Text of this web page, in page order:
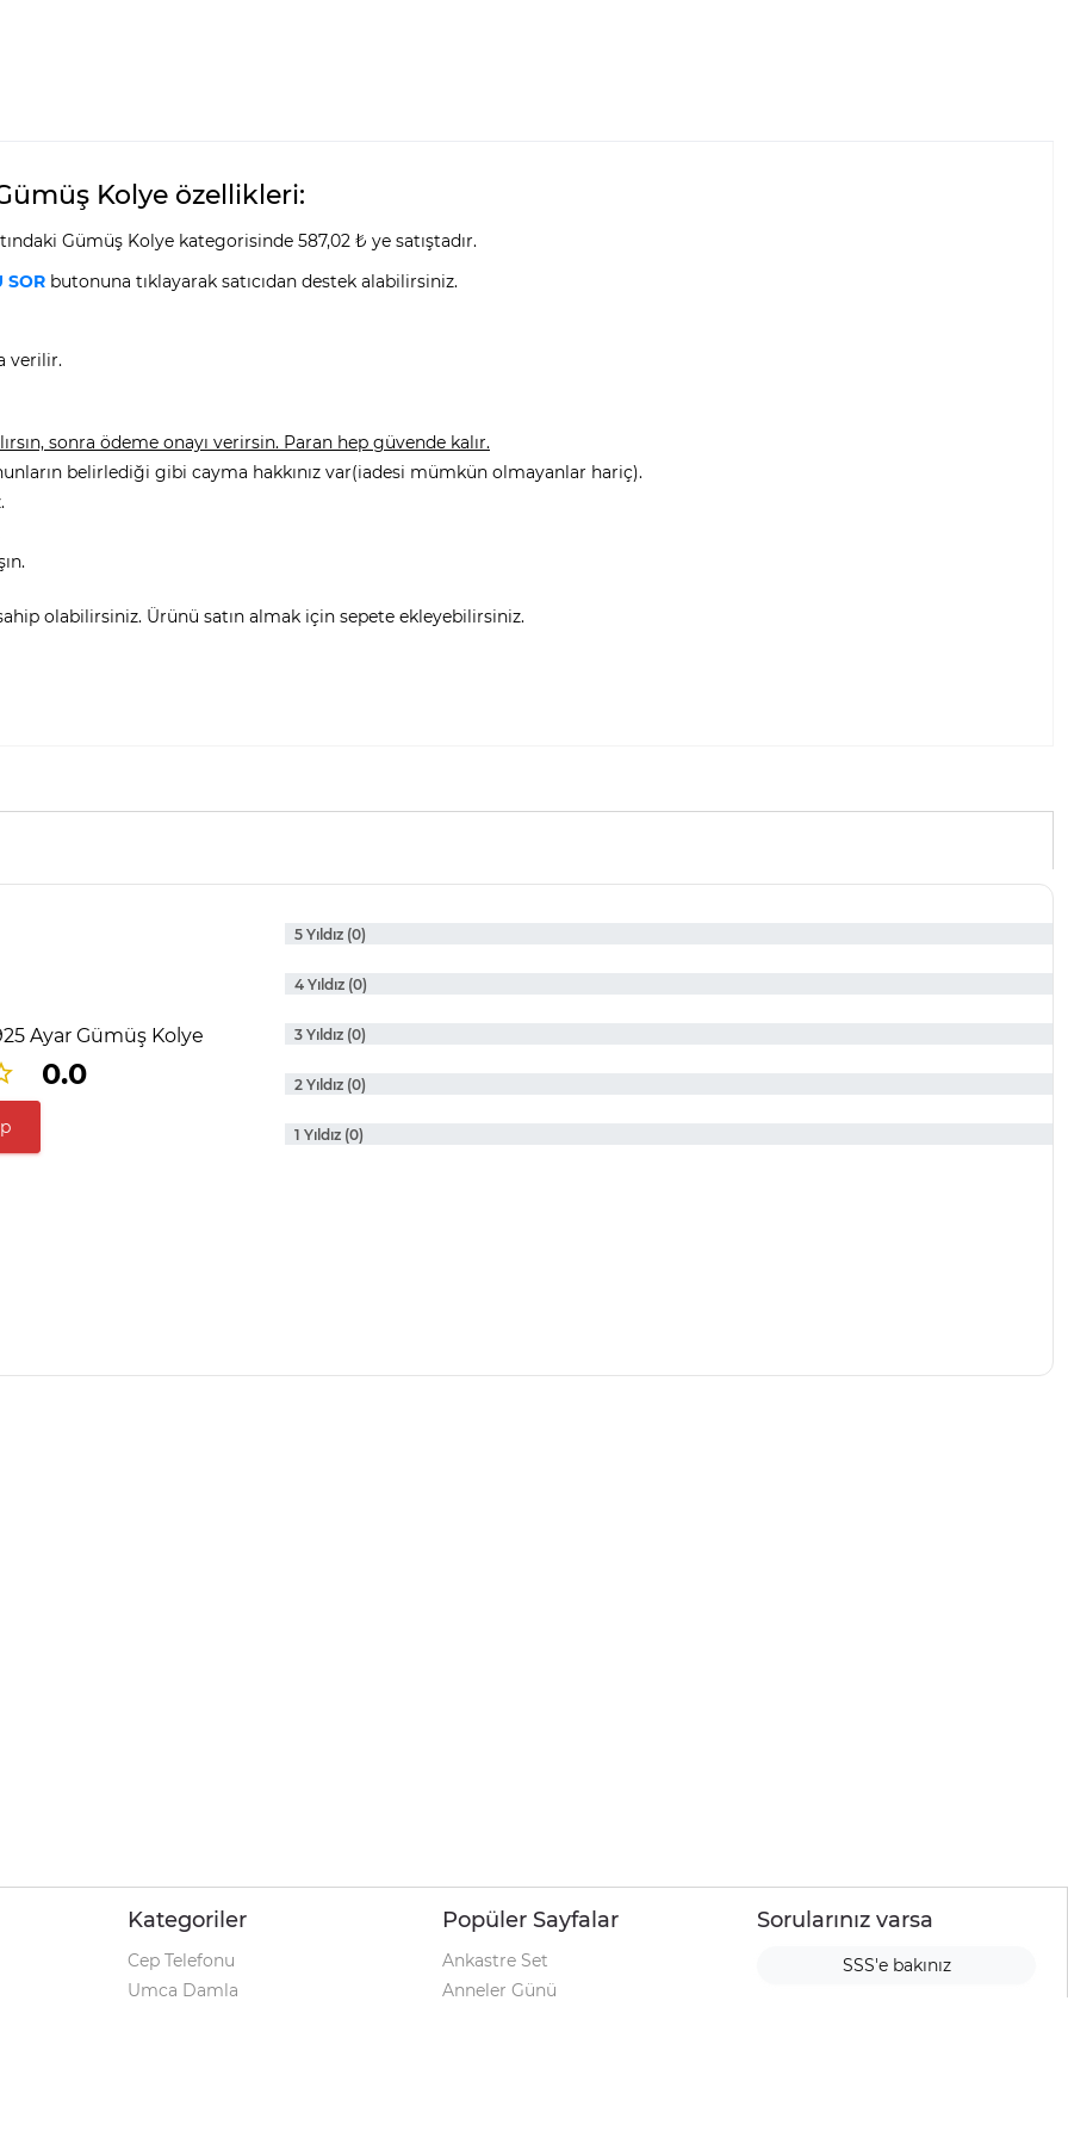
Kolye özellikleri:
Gümüş Kolye kategorisinde 587,02 ₺ ye satıştadır.
SOR butonuna tıklayarak satıcıdan destek alabilirsiniz.
verilir.
sonra ödeme onayı verirsin. Paran hep güvende kalır.
belirlediği gibi cayma hakkınız var(iadesi mümkün olmayanlar hariç).
olabilirsiniz. Ürünü satın almak için sepete ekleyebilirsiniz.
Ayar Gümüş Kolye
0.0
5 Yıldız (0)
4 Yıldız (0)
3 Yıldız (0)
2 Yıldız (0)
1 Yıldız (0)
Kategoriler
Cep Telefonu
Umca Damla
Popüler Sayfalar
Ankastre Set
Anneler Günü
Sorularınız varsa
SSS'e bakınız